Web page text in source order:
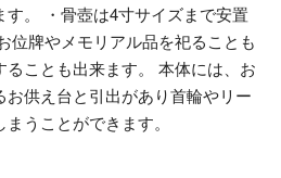
。 ・骨壺は4寸サイズまで安置
位牌やメモリアル品を祀ることも
ことも出来ます。 本体には、お
供え台と引出があり首輪やリー
うことができます。